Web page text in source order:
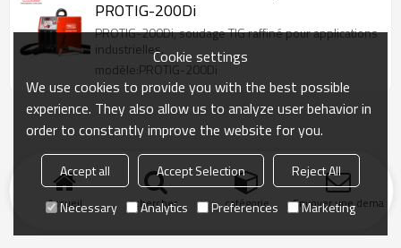
PROTIG-200Di
PROTIG-200Di, soudage TIG raffiné pour applications
industrielles.
modèle:PROTIG-200Di
Accueil chercher catégorie Envoyer une
Cookie settings
We use cookies to provide you with the best possible
experience. They also allow us to analyze user behavior in
order to constantly improve the website for you.
Accept all Accept Selection
Reject All
Necessary
Analytics Preferences Marketing